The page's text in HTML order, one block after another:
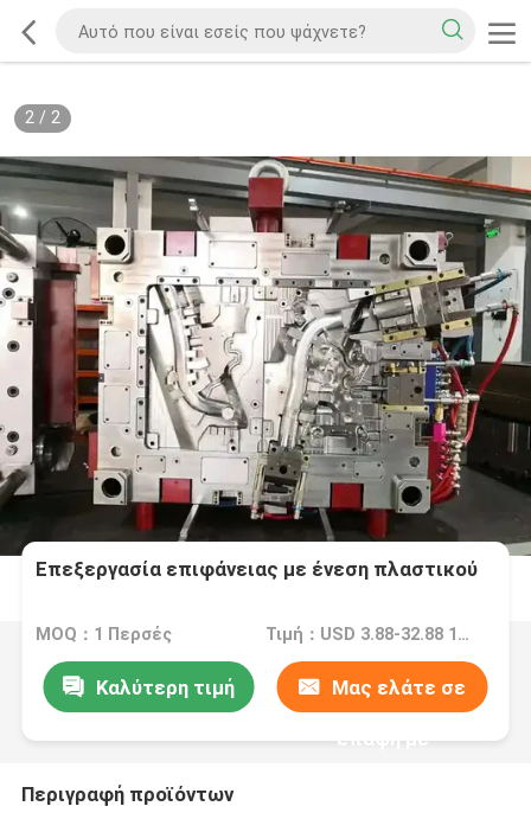
2/ 2
Επεξεργασία επιφάνειας με ένεση πλαστικού
MOQ：1 Περσές Τιμή：USD 3.88-32.88 1 Perch/Perches
Καλύτερη τιμή Μας ελάτε σε
επαφή με
Περιγραφή προϊόντων